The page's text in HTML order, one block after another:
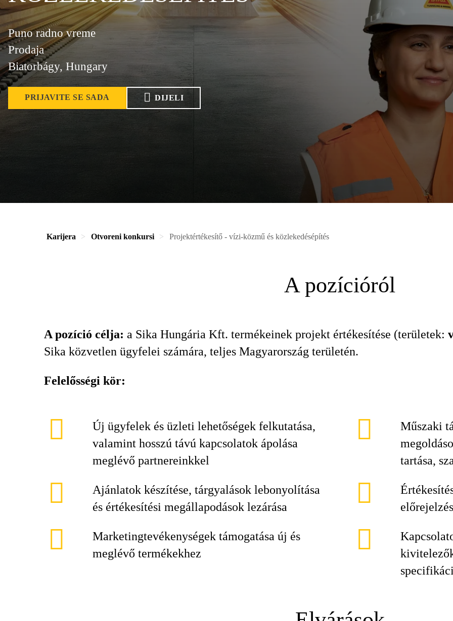
Puno radno vreme
Prodaja
Biatorbágy, Hungary
PRIJAVITE SE SADA DIJELI
Karijera Otvoreni konkursi Projektértékesítő - vízi-közmű és közlekedésépítés
A pozícióról
A pozíció célja: a Sika Hungária Kft. termékeinek projekt értékesítése (területek:
Sika közvetlen ügyfelei számára, teljes Magyarország területén.
Felelősségi kör:
Új ügyfelek és üzleti lehetőségek felkutatása,
valamint hosszú távú kapcsolatok ápolása
meglévő partnereinkkel
Műszaki
tartása,
Ajánlatok készítése, tárgyalások lebonyolítása
és értékesítési megállapodások lezárása
Marketingtevékenységek támogatása új és
meglévő termékekhez